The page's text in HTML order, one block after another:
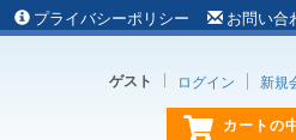
プライバシーポリシー お問い合
ゲスト ログイン 新規
カートの